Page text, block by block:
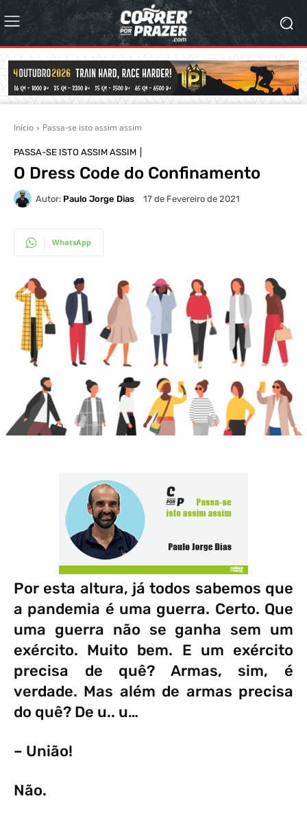
Início Passa-se isto assim assim
PASSA-SE ISTO ASSIM ASSIM
O Dress Code do Confinamento
Autor: Paulo Jorge Dias 17 de Fevereiro de 2021
WhatsApp
Por esta altura, já todos sabemos que
a pandemia é uma guerra. Certo. Que
uma guerra não se ganha sem um
exército. Muito bem. E um exército
precisa de quê? Armas, sim, é
verdade. Mas além de armas precisa
do quê? De u.. u…
– União!
Não.